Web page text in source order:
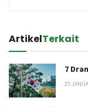
ArtikelTerkait
7
25